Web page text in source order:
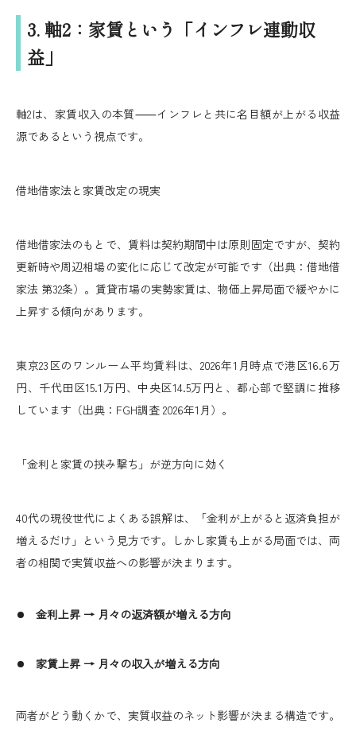
3. 軸2：家賃という「インフレ連動収
益」
軸2は、家賃収入の本質⸺インフレと共に名目額が上がる収益
源であるという視点です。
借地借家法と家賃改定の現実
借地借家法のもとで、賃料は契約期間中は原則固定ですが、契約
更新時や周辺相場の変化に応じて改定が可能です（出典：借地借
家法 第32条）。賃貸市場の実勢家賃は、物価上昇局面で緩やかに
上昇する傾向があります。
東京23区のワンルーム平均賃料は、2026年1月時点で港区16.6万
円、千代田区15.1万円、中央区14.5万円と、都心部で堅調に推移
しています（出典：FGH調査 2026年1月）。
「金利と家賃の挟み撃ち」が逆方向に効く
40代の現役世代によくある誤解は、「金利が上がると返済負担が
増えるだけ」という見方です。しかし家賃も上がる局面では、両
者の相関で実質収益への影響が決まります。
金利上昇 → 月々の返済額が増える方向
家賃上昇 → 月々の収入が増える方向
両者がどう動くかで、実質収益のネット影響が決まる構造です。